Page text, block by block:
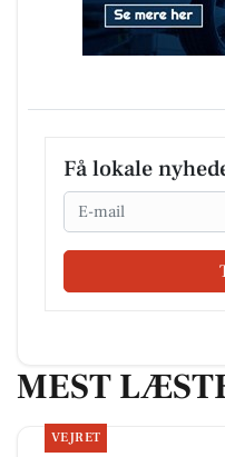
Få lokale
Email
MEST
VEJRET